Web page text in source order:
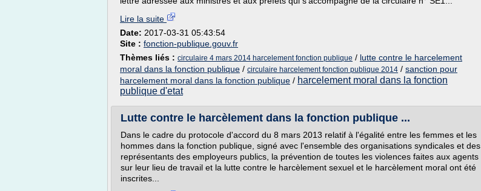
Lire la suite
Date: 2017-03-31 05:43:54
Site : fonction-publique.gouv.fr
Thèmes liés : circulaire 4 mars 2014 harcelement fonction publique / lutte contre le harcelement
moral dans la fonction publique / circulaire harcelement fonction publique 2014 / sanction pour
harcelement moral dans la fonction publique / harcelement moral dans la fonction
publique d'etat
Lutte contre le harcèlement dans la fonction publique ...
Dans le cadre du protocole d'accord du 8 mars 2013 relatif à l'égalité entre les femmes et les
hommes dans la fonction publique, signé avec l'ensemble des organisations syndicales et des
représentants des employeurs publics, la prévention de toutes les violences faites aux agents
sur leur lieu de travail et la lutte contre le harcèlement sexuel et le harcèlement moral ont été
inscrites...